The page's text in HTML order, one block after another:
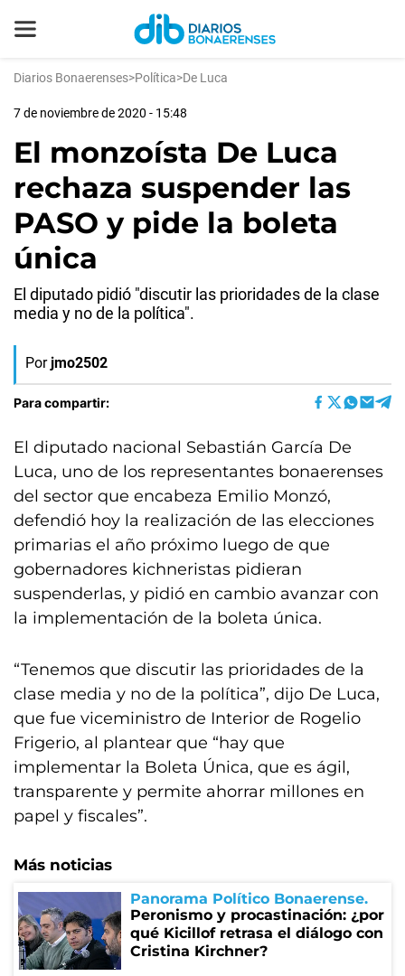
Diarios Bonaerenses>Política>De Luca
7 de noviembre de 2020 - 15:48
El monzoísta De Luca
rechaza suspender las
PASO y pide la boleta
única
El diputado pidió "discutir las prioridades de la clase
media y no de la política".
Por jmo2502
Para compartir:
El diputado nacional Sebastián García De
Luca, uno de los representantes bonaerenses
del sector que encabeza Emilio Monzó,
defendió hoy la realización de las elecciones
primarias el año próximo luego de que
gobernadores kichneristas pidieran
suspenderlas, y pidió en cambio avanzar con
la implementación de la boleta única.
“Tenemos que discutir las prioridades de la
clase media y no de la política”, dijo De Luca,
que fue viceministro de Interior de Rogelio
Frigerio, al plantear que “hay que
implementar la Boleta Única, que es ágil,
transparente y permite ahorrar millones en
papel y fiscales”.
Más noticias
Panorama Político Bonaerense
Peronismo y procastinación: ¿por
qué Kicillof retrasa el diálogo con
Cristina Kirchner?